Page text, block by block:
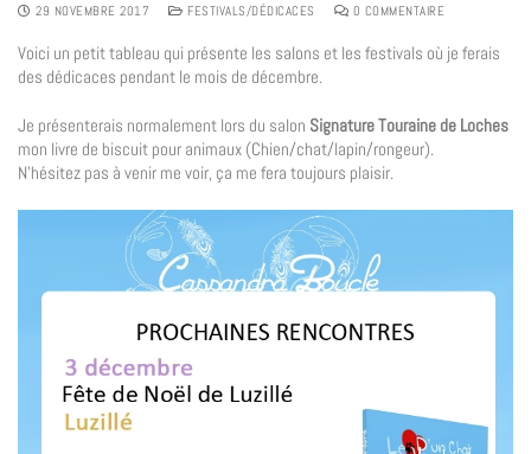
29 NOVEMBRE 2017 FESTIVALS/DÉDICACES 0 COMMENTAIRE
Voici un petit tableau qui présente les salons et les festivals où je ferais
des dédicaces pendant le mois de décembre.
Je présenterais normalement lors du salon Signature Touraine de Loches
mon livre de biscuit pour animaux (Chien/chat/lapin/rongeur).
N’hésitez pas à venir me voir, ça me fera toujours plaisir.